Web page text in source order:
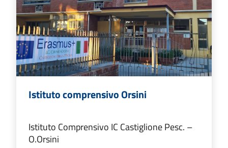
Istituto comprensivo Orsini
Istituto Comprensivo IC Castiglione Pesc. –
O.Orsini